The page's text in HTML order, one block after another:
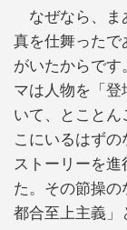
なぜなら、ま
真を仕舞ったで
がいたからです
マは人物を「
いて、とこと
こにいるはずの
ストーリーを進
た。その節操
都合至上主義」